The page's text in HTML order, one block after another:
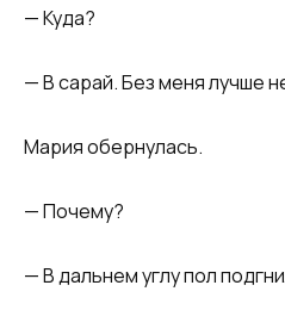
— Куда?
— В сарай. Без меня лучше
Мария обернулась.
— Почему?
— В дальнем углу пол